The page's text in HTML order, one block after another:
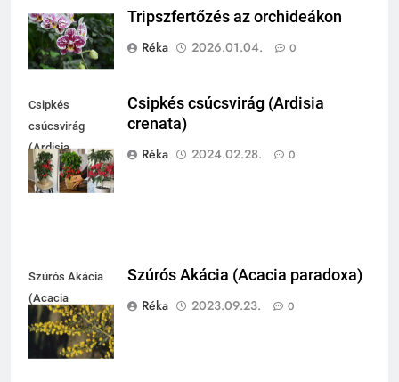
Tripszfertőzés az orchideákon
Réka
2026.01.04. 0
Csipkés
csúcsvirág
(Ardisia
crenata)
Csipkés csúcsvirág (Ardisia
crenata)
Réka
2024.02.28. 0
Szúrós Akácia
(Acacia
paradoxa)
Szúrós Akácia (Acacia paradoxa)
Réka
2023.09.23. 0